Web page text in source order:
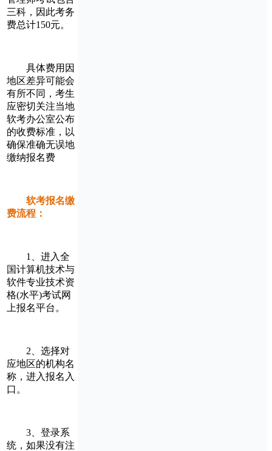
三科，因此考务
费总计‌150元‌‌。
具体费用因
地区差异可能会
有所不同，考生
应密切关注当地
软考办公室公布
的收费标准，以
确保准确无误地
缴纳报名费‌
软考报名缴
费流程：
1、进入全
国计算机技术与
软件专业技术资
格(水平)考试网
上报名平台。
2、选择对
应地区的机构名
称，进入报名入
口。
3、登录系
统，如果没有注